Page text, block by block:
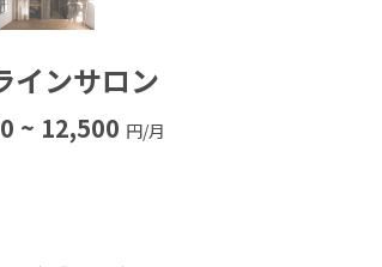
インサロン
~ 12,500 円/月